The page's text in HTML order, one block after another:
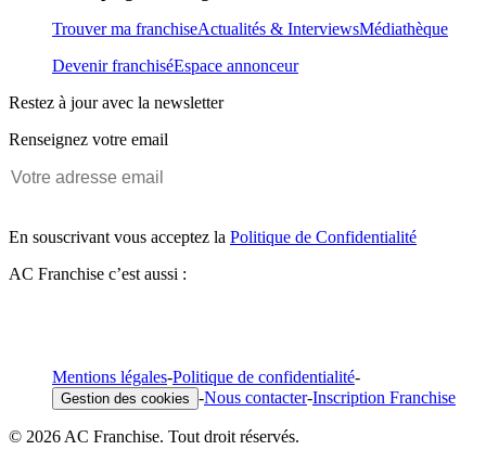
Trouver ma franchiseActualités & InterviewsMédiathèque
Devenir franchiséEspace annonceur
Restez à jour avec la newsletter
Renseignez votre email
En souscrivant vous acceptez la Politique de Confidentialité
AC Franchise c’est aussi :
Mentions légales-Politique de confidentialité-
Gestion des cookies -Nous contacter-Inscription Franchise
© 2026 AC Franchise. Tout droit réservés.